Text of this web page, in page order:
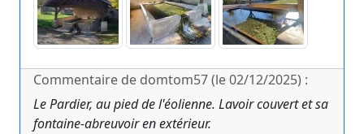
Commentaire de domtom57 (le 02/12/2025) :
Le Pardier, au pied de l'éolienne. Lavoir couvert et sa
fontaine-abreuvoir en extérieur.